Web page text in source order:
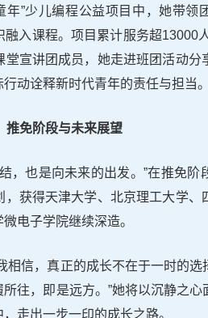
年”少儿编程公益项目中，她带领
入课程。项目累计服务超13000
宣讲团成员，她走进班团活动分
动诠释新时代青年的责任与担当。
推免阶段与未来展望
，也是向未来的出发。”在推免阶
获得天津大学、北京理工大学、
电子学院继续深造。
相信，真正的成长不在于一时的选
往，即是远方。”她将以沉静之心
走出一步一印的成长之路。